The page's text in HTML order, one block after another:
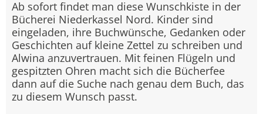
Ab sofort findet man diese Wunschkiste in der
Bücherei Niederkassel Nord. Kinder sind
eingeladen, ihre Buchwünsche, Gedanken oder
Geschichten auf kleine Zettel zu schreiben und
Alwina anzuvertrauen. Mit feinen Flügeln und
gespitzten Ohren macht sich die Bücherfee
dann auf die Suche nach genau dem Buch, das
zu diesem Wunsch passt.